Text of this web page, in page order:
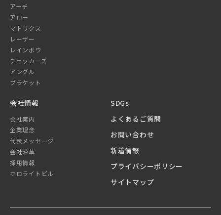
アーチ
アロー
マトリクス
レーザー
レインボウ
チェッカーズ
アングル
ブラケット
会社情報
会社案内
企業理念
代表メッセージ
会社沿革
採用情報
ホロライトビル
SDGs
よくあるご質問
お問い合わせ
新着情報
プライバシーポリシー
サイトマップ